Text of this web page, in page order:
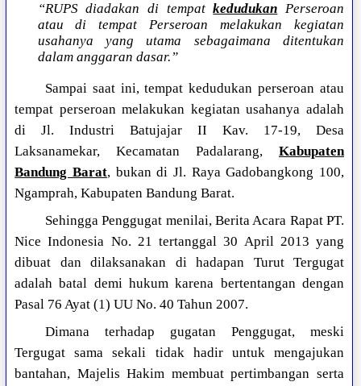
“RUPS diadakan di tempatkedudukan Perseroan
atau di tempat Perseroan melakukan kegiatan
usahanya yang utama sebagaimana ditentukan
dalam anggaran dasar.”
Sampai saat ini, tempat kedudukan perseroan atau
tempat perseroan melakukan kegiatan usahanya adalah
di Jl. Industri Batujajar II Kav. 17-19, Desa
Laksanamekar, Kecamatan Padalarang, Kabupaten
Bandung Barat, bukan di Jl. Raya Gadobangkong 100,
Ngamprah, Kabupaten Bandung Barat.
Sehingga Penggugat menilai, Berita Acara Rapat PT.
Nice Indonesia No. 21 tertanggal 30 April 2013 yang
dibuat dan dilaksanakan di hadapan Turut Tergugat
adalah batal demi hukum karena bertentangan dengan
Pasal 76 Ayat (1) UU No. 40 Tahun 2007.
Dimana terhadap gugatan Penggugat, meski
Tergugat sama sekali tidak hadir untuk mengajukan
bantahan, Majelis Hakim membuat pertimbangan serta